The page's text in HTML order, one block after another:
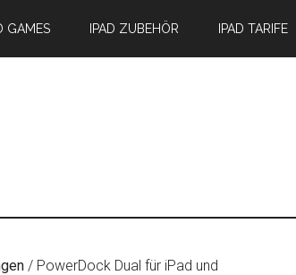
GAMES IPAD ZUBEHÖR IPAD TARIFE
/ PowerDock Dual für iPad und